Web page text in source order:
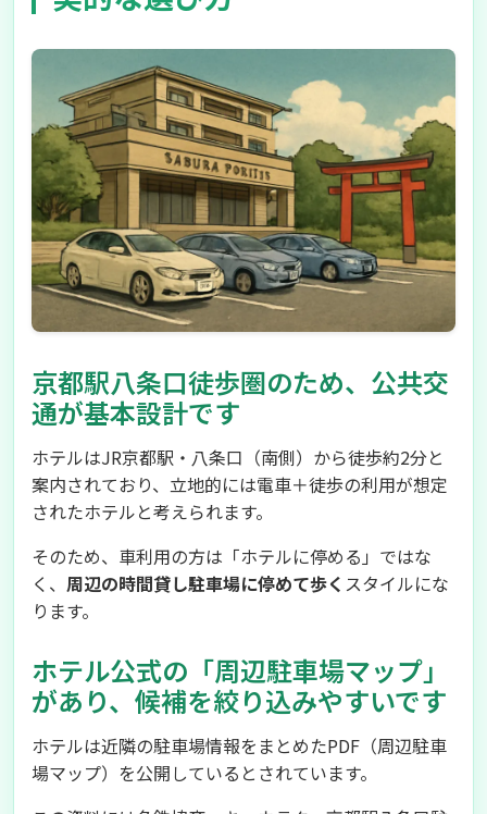
京都駅八条口徒歩圏のため、公共交
通が基本設計です
ホテルはJR京都駅・八条口（南側）から徒歩約2分と
案内されており、立地的には電車＋徒歩の利用が想定
されたホテルと考えられます。
そのため、車利用の方は「ホテルに停める」ではな
く、 周辺の時間貸し駐車場に停めて歩く スタイルにな
ります。
ホテル公式の「周辺駐車場マップ」
があり、候補を絞り込みやすいです
ホテルは近隣の駐車場情報をまとめたPDF（周辺駐車
場マップ）を公開しているとされています。